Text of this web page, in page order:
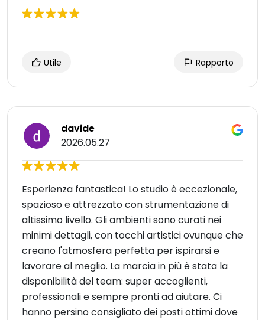
Utile Rapporto
davide
2026.05.27
Esperienza fantastica! Lo studio è eccezionale,
spazioso e attrezzato con strumentazione di
altissimo livello. Gli ambienti sono curati nei
minimi dettagli, con tocchi artistici ovunque che
creano l'atmosfera perfetta per ispirarsi e
lavorare al meglio. La marcia in più è stata la
disponibilità del team: super accoglienti,
professionali e sempre pronti ad aiutare. Ci
hanno persino consigliato dei posti ottimi dove